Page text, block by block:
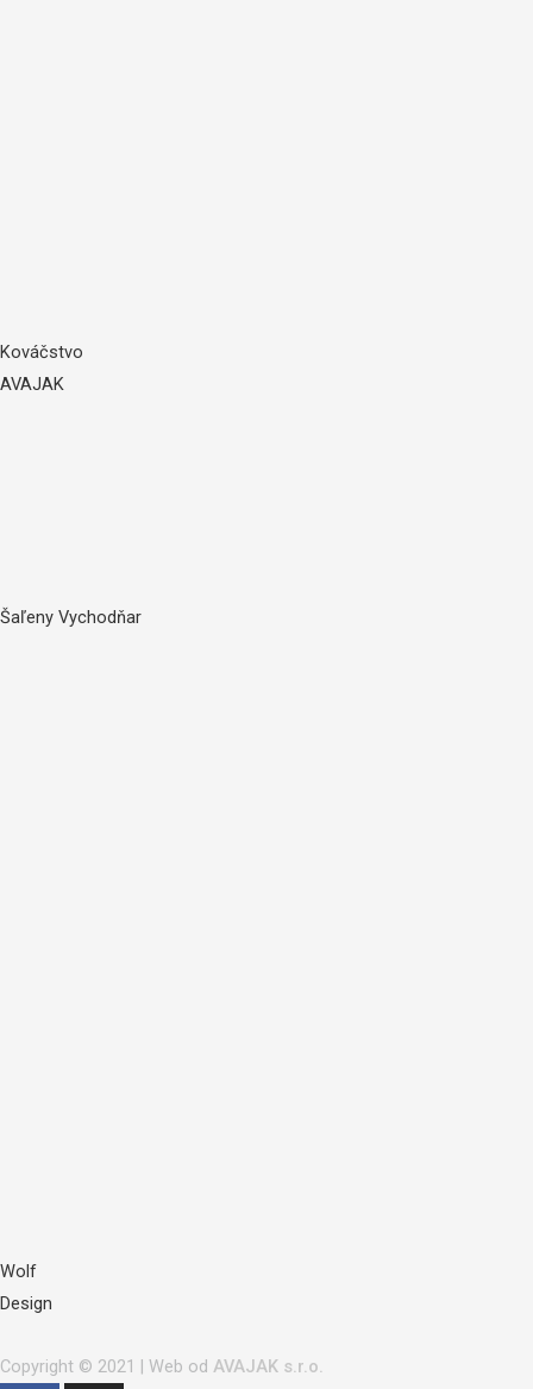
Kováčstvo
AVAJAK
Šaľeny Vychodňar​
Wolf
Design
Copyright © 2021 | Web od AVAJAK s.r.o.